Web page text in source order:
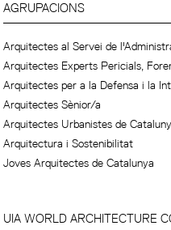
AGRUPACIONS
Arquitectes al Servei de
Arquitectes Experts Pericials,
Arquitectes per a la Defensa i la
Arquitectes Sènior/a
Arquitectes Urbanistes de
Arquitectura i Sostenibilitat
Joves Arquitectes de Catalunya
UIA WORLD ARCHITECTURE